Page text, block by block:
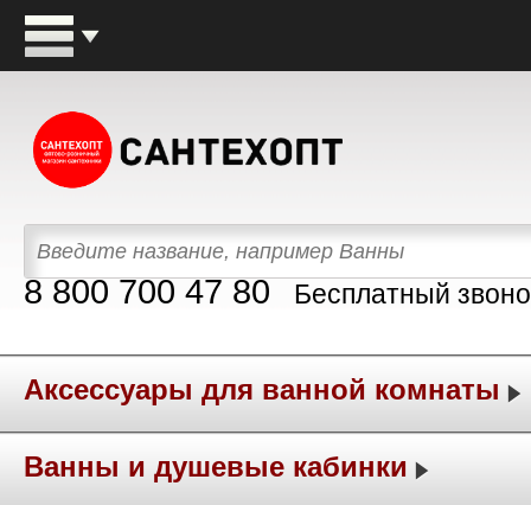
8 800 700 47 80 Бесплатный
Аксессуары для ванной комнаты
Ванны и душевые кабинки